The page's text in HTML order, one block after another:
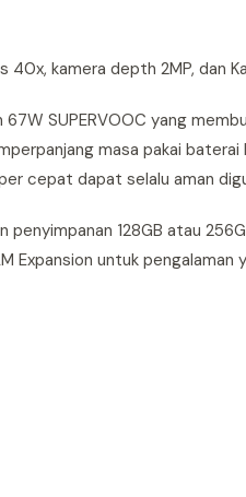
kamera depth 2MP, dan
SUPERVOOC yang
masa pakai baterai
cepat dapat selalu aman
penyimpanan 128GB atau
Expansion untuk pengalaman